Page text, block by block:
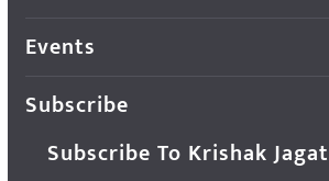
Events
Subscribe
Subscribe To Krishak